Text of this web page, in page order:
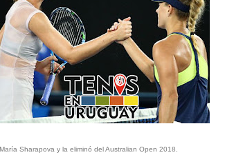
Sharapova y la eliminó del Australian Open 2018.